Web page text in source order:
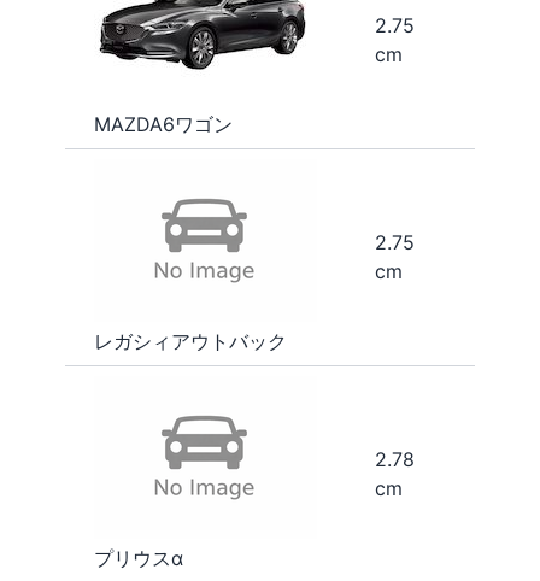
MAZDA6ワゴン
2.75
cm
レガシィアウトバック
2.75
cm
プリウスα
2.78
cm